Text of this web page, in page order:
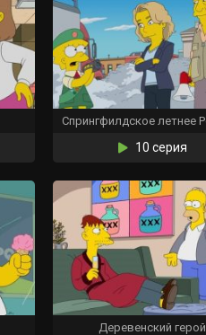
10 серия
Деревенский герой